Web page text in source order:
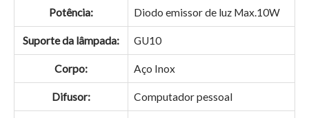
Potência: Diodo emissor de luz Max.10W
Suporte da lâmpada: GU10
Corpo: Aço Inox
Difusor: Computador pessoal